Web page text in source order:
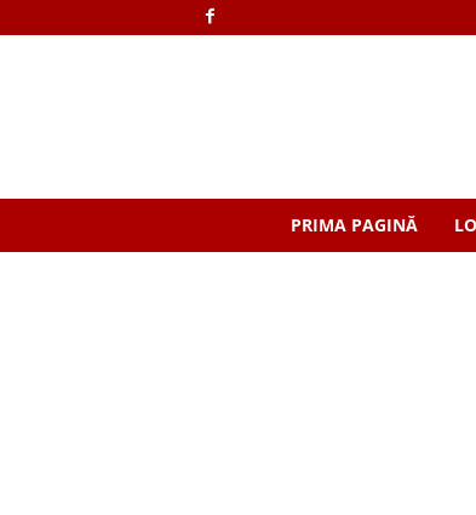
PRIMA PAGINĂ